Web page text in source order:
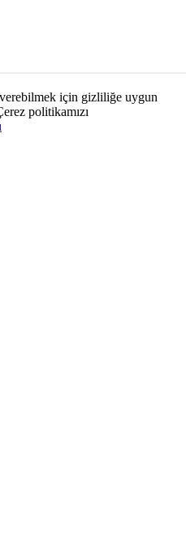
için gizliliğe uygun
politikamızı